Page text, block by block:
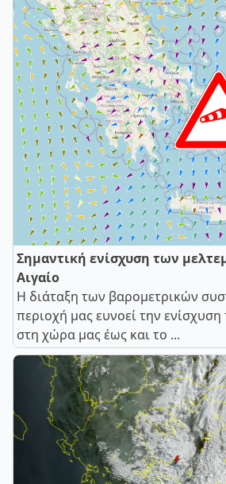
Σημαντική ενίσχυση των
Αιγαίο
Η διάταξη των βαρομετρικών
περιοχή μας ευνοεί την
στη χώρα μας έως και το ...